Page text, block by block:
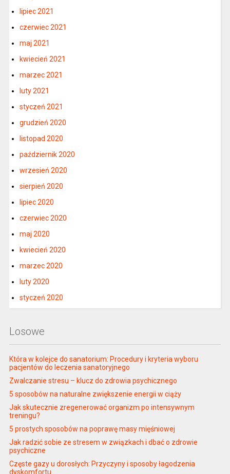
lipiec 2021
czerwiec 2021
maj 2021
kwiecień 2021
marzec 2021
luty 2021
styczeń 2021
grudzień 2020
listopad 2020
październik 2020
wrzesień 2020
sierpień 2020
lipiec 2020
czerwiec 2020
maj 2020
kwiecień 2020
marzec 2020
luty 2020
styczeń 2020
Losowe
Która w kolejce do sanatorium: Procedury i kryteria wyboru
pacjentów do leczenia sanatoryjnego
Zwalczanie stresu – klucz do zdrowia psychicznego
5 sposobów na naturalne zwiększenie energii w ciąży
Jak skutecznie zregenerować organizm po intensywnym
treningu?
5 prostych sposobów na poprawę masy mięśniowej
Jak radzić sobie ze stresem w związkach i dbać o zdrowie
psychiczne
Częste gazy u dorosłych: Przyczyny i sposoby łagodzenia
dyskomfortu